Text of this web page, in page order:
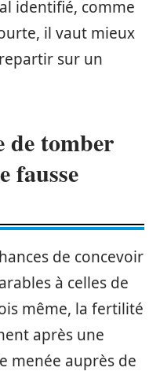
identifié, comme
il vaut mieux
sur un
de tomber
fausse
de concevoir
à celles de
même, la fertilité
après une
menée auprès de